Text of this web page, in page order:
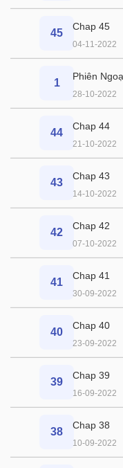
45
Chap 45
04-11-2022
1
Phiên
28-10-2022
44
Chap 44
21-10-2022
43
Chap 43
14-10-2022
42
Chap 42
07-10-2022
41
Chap 41
30-09-2022
40
Chap 40
23-09-2022
39
Chap 39
16-09-2022
38
Chap 38
10-09-2022